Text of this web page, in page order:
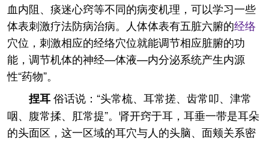
血内阻、痰迷心窍等不同的病变机理，可以学习一些
体表刺激疗法防病治病。人体体表有五脏六腑的经络
穴位，刺激相应的经络穴位就能调节相应脏腑的功
能，调节机体的神经—体液—内分泌系统产生内源
性“药物”。
捏耳俗话说：“头常梳、耳常搓、齿常叩、津常
咽、腹常揉、肛常提”。肾开窍于耳，耳垂一带是耳朵
的头面区，这一区域的耳穴与人的头脑、面颊关系密